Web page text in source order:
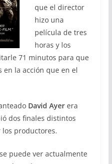
que el director
hizo una
película de tres
horas y los
71 minutos para que
en la acción que en el
David Ayerera
dos finales distintos
productores.
puede ver actualmente